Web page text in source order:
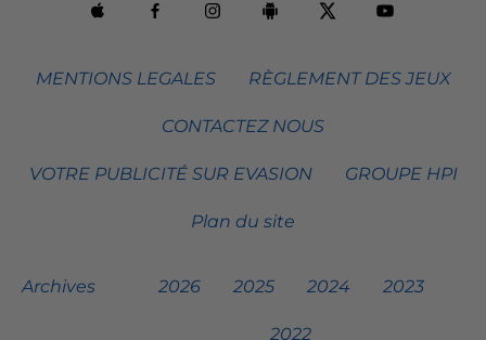
MENTIONS LEGALES RÈGLEMENT DES JEUX
CONTACTEZ NOUS
VOTRE PUBLICITÉ SUR EVASION GROUPE HPI
Plan du site
Archives 2026 2025 2024 2023
2022